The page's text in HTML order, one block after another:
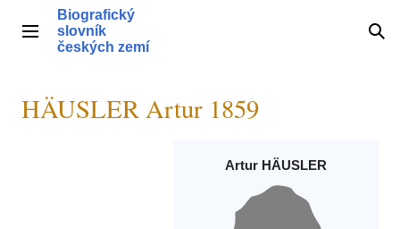
obsahHlavní menu
Biografický
slovník
českých zemí
HÄUSLER Artur 1859
Artur HÄUSLER